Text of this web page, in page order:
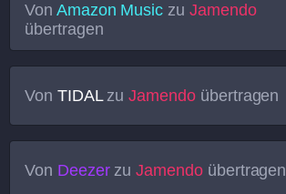
Von Amazon Music zu Jamendo
übertragen
Von TIDALzuJamendoübertragen
Von DeezerzuJamendoübertragen